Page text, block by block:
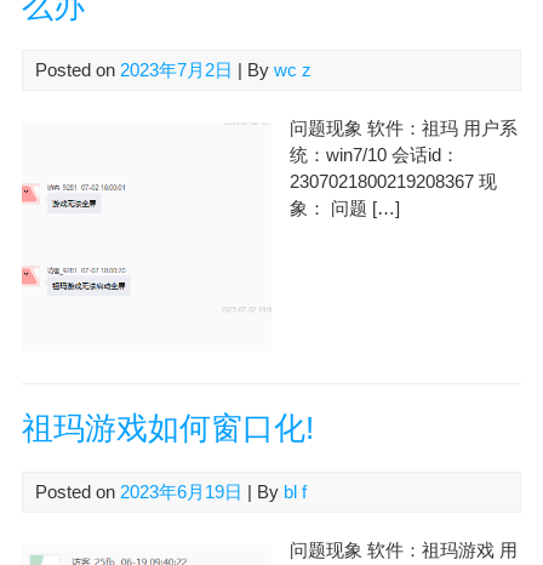
Posted on 2023年7月2日 | By wc z
问题现象 软件：祖玛 用户系
统：win7/10 会话id：
2307021800219208367 现
象： 问题 […]
祖玛游戏如何窗口化!
Posted on 2023年6月19日 | By bl f
问题现象 软件：祖玛游戏 用